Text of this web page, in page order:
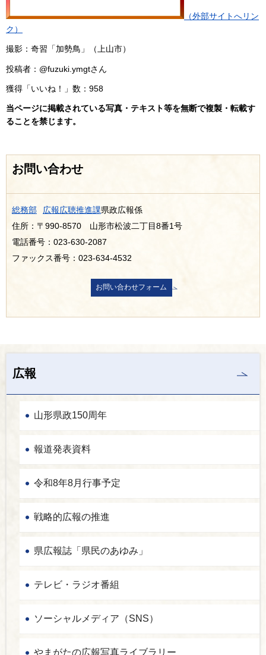
（外部サイトへリン
ク）
撮影：奇習「加勢鳥」（上山市）
投稿者：@fuzuki.ymgtさん
獲得「いいね！」数：958
当ページに掲載されている写真・テキスト等を無断で複製・転載す
ることを禁じます。
お問い合わせ
総務部 広報広聴推進課県政広報係
住所：〒990-8570 山形市松波二丁目8番1号
電話番号：023-630-2087
ファックス番号：023-634-4532
広報
山形県政150周年
報道発表資料
令和8年8月行事予定
戦略的広報の推進
県広報誌「県民のあゆみ」
テレビ・ラジオ番組
ソーシャルメディア（SNS）
やまがたの広報写真ライブラリー